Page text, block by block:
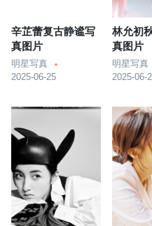
辛芷蕾复古静谧写
真图片
明星写真
2025-06-25
林允初
真图片
明星写真
2025-06-